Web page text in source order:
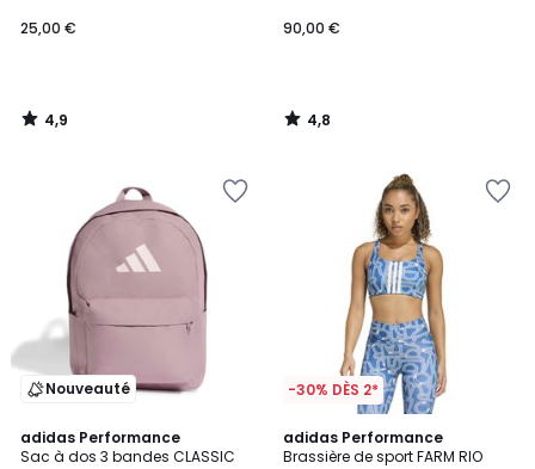
25,00 €
4,9
/
90,00 €
4,8
/
Nouveauté
adidas Performance
Sac à dos 3 bandes CLASSIC
4,9
/ 5
-30% DÈS 2*
adidas Performance
Brassière de sport FARM RIO
2
Couleurs